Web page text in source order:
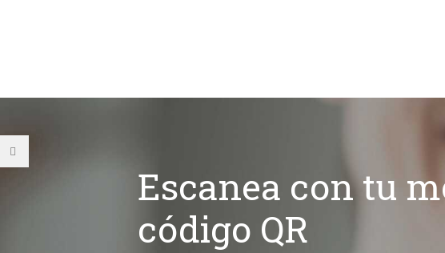
Escanea con tu
código QR